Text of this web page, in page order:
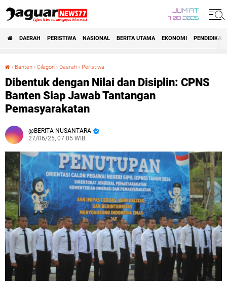
JUM'AT
7 08 2026
DAERAH PERISTIWA NASIONAL BERITA UTAMA EKONOMI PENDIDIKAN
› Banten › Cilegon › Daerah › Peristiwa
Dibentuk dengan Nilai dan Disiplin: CPNS
Banten Siap Jawab Tantangan
Pemasyarakatan
BERITA NUSANTARA
27/06/25, 07:05 WIB